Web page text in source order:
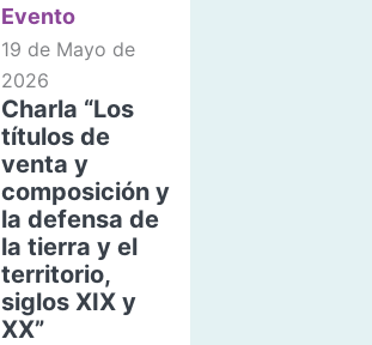
Evento
19 de Mayo de
2026
Charla “Los
títulos de
venta y
composición y
la defensa de
la tierra y el
territorio,
siglos XIX y
XX”